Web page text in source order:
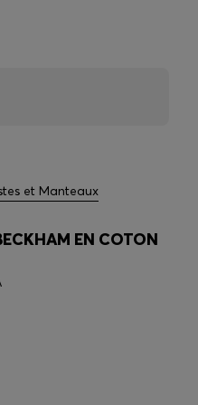
et Manteaux
EN COTON